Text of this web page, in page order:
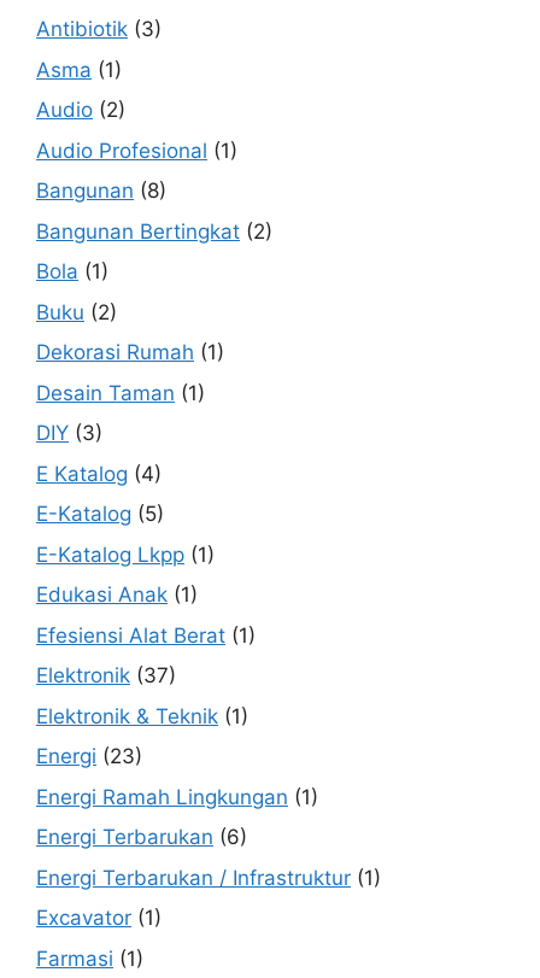
Antibiotik (3)
Asma (1)
Audio (2)
Audio Profesional (1)
Bangunan (8)
Bangunan Bertingkat (2)
Bola (1)
Buku (2)
Dekorasi Rumah (1)
Desain Taman (1)
DIY (3)
E Katalog (4)
E-Katalog (5)
E-Katalog Lkpp (1)
Edukasi Anak (1)
Efesiensi Alat Berat (1)
Elektronik (37)
Elektronik & Teknik (1)
Energi (23)
Energi Ramah Lingkungan (1)
Energi Terbarukan (6)
Energi Terbarukan / Infrastruktur (1)
Excavator (1)
Farmasi (1)